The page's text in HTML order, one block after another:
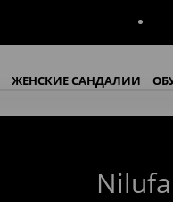
ЖЕНСКИЕ САНДАЛИИ